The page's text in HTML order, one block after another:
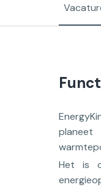
planeet
Het is